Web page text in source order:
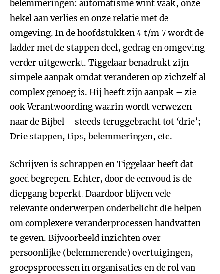
belemmeringen: automatisme wint vaak, onze
hekel aan verlies en onze relatie met de
omgeving. In de hoofdstukken 4 t/m 7 wordt de
ladder met de stappen doel, gedrag en omgeving
verder uitgewerkt. Tiggelaar benadrukt zijn
simpele aanpak omdat veranderen op zichzelf al
complex genoeg is. Hij heeft zijn aanpak – zie
ook Verantwoording waarin wordt verwezen
naar de Bijbel – steeds teruggebracht tot ‘drie’;
Drie stappen, tips, belemmeringen, etc.
Schrijven is schrappen en Tiggelaar heeft dat
goed begrepen. Echter, door de eenvoud is de
diepgang beperkt. Daardoor blijven vele
relevante onderwerpen onderbelicht die helpen
om complexere veranderprocessen handvatten
te geven. Bijvoorbeeld inzichten over
persoonlijke (belemmerende) overtuigingen,
groepsprocessen in organisaties en de rol van